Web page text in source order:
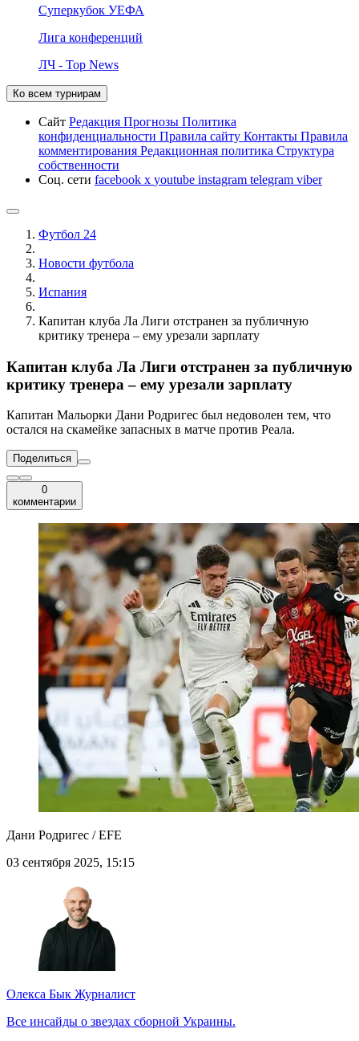
Суперкубок УЕФА
Лига конференций
ЛЧ - Top News
Ко всем турнирам
Сайт Редакция Прогнозы Политика
конфиденциальности Правила сайту Контакты Правила
комментирования Редакционная политика Структура
собственности
Соц. сети facebook x youtube instagram telegram viber
Футбол 24
Новости футбола
Испания
Капитан клуба Ла Лиги отстранен за публичную
критику тренера – ему урезали зарплату
Капитан клуба Ла Лиги отстранен за публичную
критику тренера – ему урезали зарплату
Капитан Мальорки Дани Родригес был недоволен тем, что
остался на скамейке запасных в матче против Реала.
Поделиться
0
комментарии
Дани Родригес / EFE
03 сентября 2025, 15:15
Олекса Бык Журналист
Все инсайды о звездах сборной Украины.